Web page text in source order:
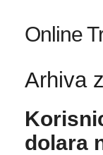
Online
Arhiva
dolara